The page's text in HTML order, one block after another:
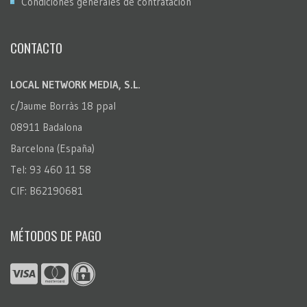
CONTACTO
LOCAL NETWORK MEDIA, S.L.
c/Jaume Borràs 18 ppal
08911 Badalona
Barcelona (España)
Tel: 93 460 11 58
CIF: B62190681
MÉTODOS DE PAGO